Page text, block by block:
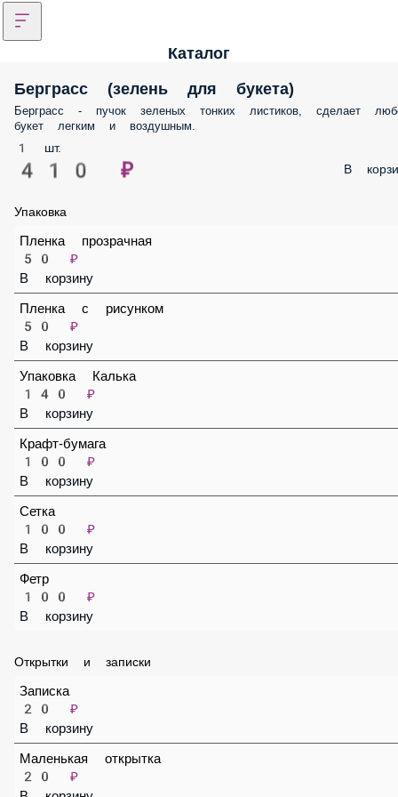
Каталог
Берграсс (зелень для букета)
Берграсс - пучок зеленых тонких листиков, сделает любой букет
легким и воздушным.
1 шт.
410 ₽ В
Упаковка
Пленка прозрачная
50 ₽
В корзину
Пленка с рисунком
50 ₽
В корзину
140 ₽
В корзину
Крафт-бумага
В корзину
Сетка
100 ₽
В корзину
100 ₽
Открытки и записки
Записка
20 ₽